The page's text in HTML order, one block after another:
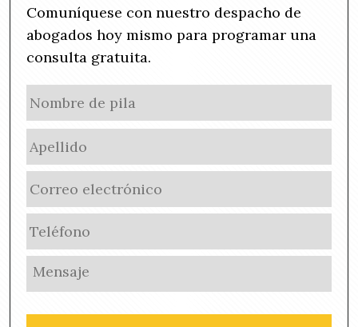
Comuníquese con nuestro despacho de
abogados hoy mismo para programar una
consulta gratuita.
a
m
e
(
R
e
u
i
r
e
d
de
E
m
a
i
l
(
R
P
h
o
n
e
(
U
i